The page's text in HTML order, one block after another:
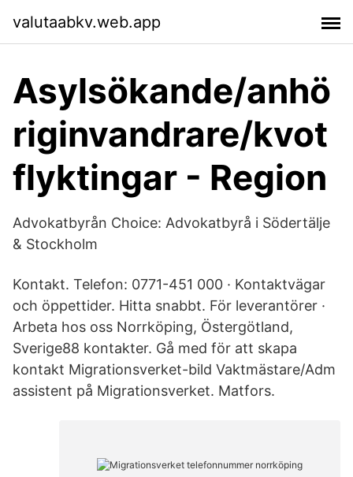
valutaabkv.web.app
Asylsökande/anhö
riginvandrare/kvot
flyktingar - Region
Advokatbyrån Choice: Advokatbyrå i Södertälje
& Stockholm
Kontakt. Telefon: 0771-451 000 · Kontaktvägar
och öppettider. Hitta snabbt. För leverantörer ·
Arbeta hos oss Norrköping, Östergötland,
Sverige88 kontakter. Gå med för att skapa
kontakt Migrationsverket-bild Vaktmästare/Adm
assistent på Migrationsverket. Matfors.